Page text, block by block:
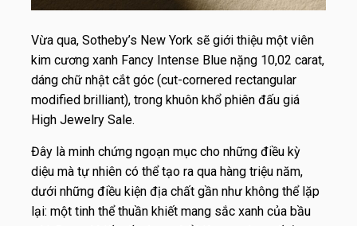
Vừa qua, Sotheby’s New York sẽ giới thiệu một viên
kim cương xanh Fancy Intense Blue nặng 10,02 carat,
dáng chữ nhật cắt góc (cut-cornered rectangular
modified brilliant), trong khuôn khổ phiên đấu giá
High Jewelry Sale.
Đây là minh chứng ngoạn mục cho những điều kỳ
diệu mà tự nhiên có thể tạo ra qua hàng triệu năm,
dưới những điều kiện địa chất gần như không thể lặp
lại: một tinh thể thuần khiết mang sắc xanh của bầu